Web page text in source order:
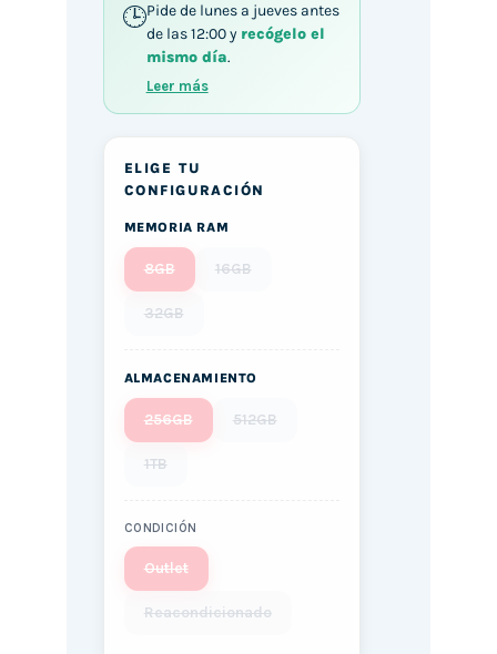
Pide de lunes a jueves antes
de las 12:00 y recógelo el
mismo día.
Leer más
ELIGE TU
CONFIGURACIÓN
MEMORIA RAM
8GB 16GB
32GB
ALMACENAMIENTO
256GB 512GB
1TB
CONDICIÓN
Outlet
Reacondicionado